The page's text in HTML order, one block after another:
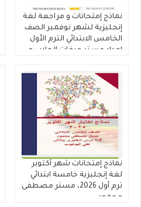
نماذج إمتحانات و مراجعة لغة
إنجليزية لشهر نوفمبر الصف
الخامس الابتدائي الترم الأول
اعداد مستر عرفات الحلاب و
نماذج إمتحانات شهر أكتوبر
لغة إنجليزية خامسة ابتدائي
ترم أول 2026، مستر مصطفى
محمود